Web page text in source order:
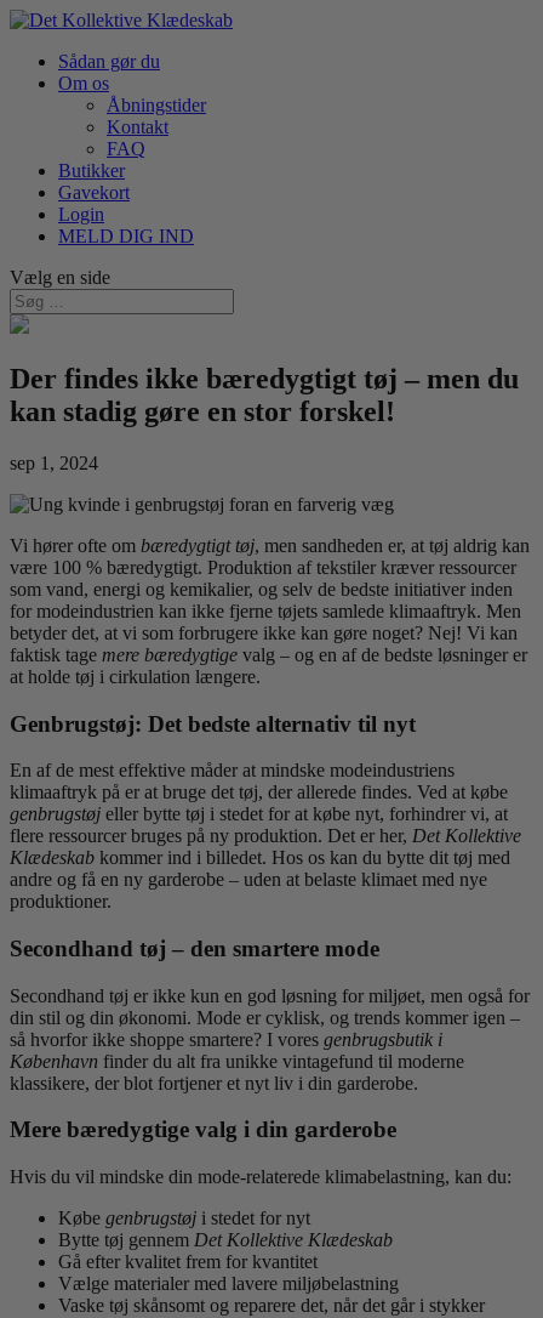
Sådan gør du
Om os
Åbningstider
Kontakt
FAQ
Butikker
Gavekort
Login
MELD DIG IND
Vælg en side
Der findes ikke bæredygtigt tøj – men du
kan stadig gøre en stor forskel!
sep 1, 2024
Vi hører ofte om bæredygtigt tøj, men sandheden er, at tøj aldrig kan
være 100 % bæredygtigt. Produktion af tekstiler kræver ressourcer
som vand, energi og kemikalier, og selv de bedste initiativer inden
for modeindustrien kan ikke fjerne tøjets samlede klimaaftryk. Men
betyder det, at vi som forbrugere ikke kan gøre noget? Nej! Vi kan
faktisk tage mere bæredygtige valg – og en af de bedste løsninger er
at holde tøj i cirkulation længere.
Genbrugstøj: Det bedste alternativ til nyt
En af de mest effektive måder at mindske modeindustriens
klimaaftryk på er at bruge det tøj, der allerede findes. Ved at købe
genbrugstøj eller bytte tøj i stedet for at købe nyt, forhindrer vi, at
flere ressourcer bruges på ny produktion. Det er her, Det Kollektive
Klædeskab kommer ind i billedet. Hos os kan du bytte dit tøj med
andre og få en ny garderobe – uden at belaste klimaet med nye
produktioner.
Secondhand tøj – den smartere mode
Secondhand tøj er ikke kun en god løsning for miljøet, men også for
din stil og din økonomi. Mode er cyklisk, og trends kommer igen –
så hvorfor ikke shoppe smartere? I vores genbrugsbutik i
København finder du alt fra unikke vintagefund til moderne
klassikere, der blot fortjener et nyt liv i din garderobe.
Mere bæredygtige valg i din garderobe
Hvis du vil mindske din mode-relaterede klimabelastning, kan du:
Købe genbrugstøj i stedet for nyt
Bytte tøj gennem Det Kollektive Klædeskab
Gå efter kvalitet frem for kvantitet
Vælge materialer med lavere miljøbelastning
Vaske tøj skånsomt og reparere det, når det går i stykker